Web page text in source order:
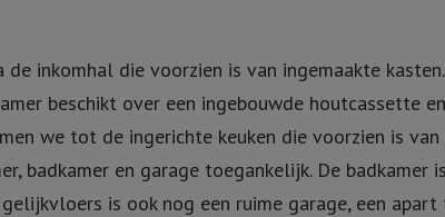
de inkomhal die voorzien is van ingemaakte
beschikt over een ingebouwde houtcassette
we tot de ingerichte keuken die voorzien is
badkamer en garage toegankelijk. De
is ook nog een ruime garage, een